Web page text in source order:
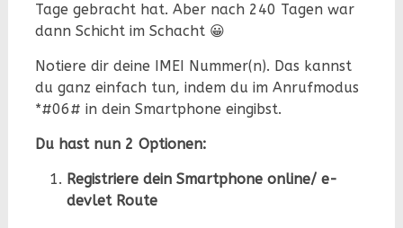
Tage gebracht hat. Aber nach 240 Tagen war
dann Schicht im Schacht 😀
Notiere dir deine IMEI Nummer(n). Das kannst
du ganz einfach tun, indem du im Anrufmodus
*#06# in dein Smartphone eingibst.
Du hast nun 2 Optionen:
Registriere dein Smartphone online/ e-
devlet Route